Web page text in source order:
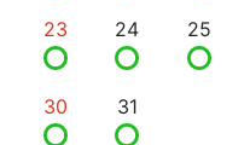
23 24 25
30 31